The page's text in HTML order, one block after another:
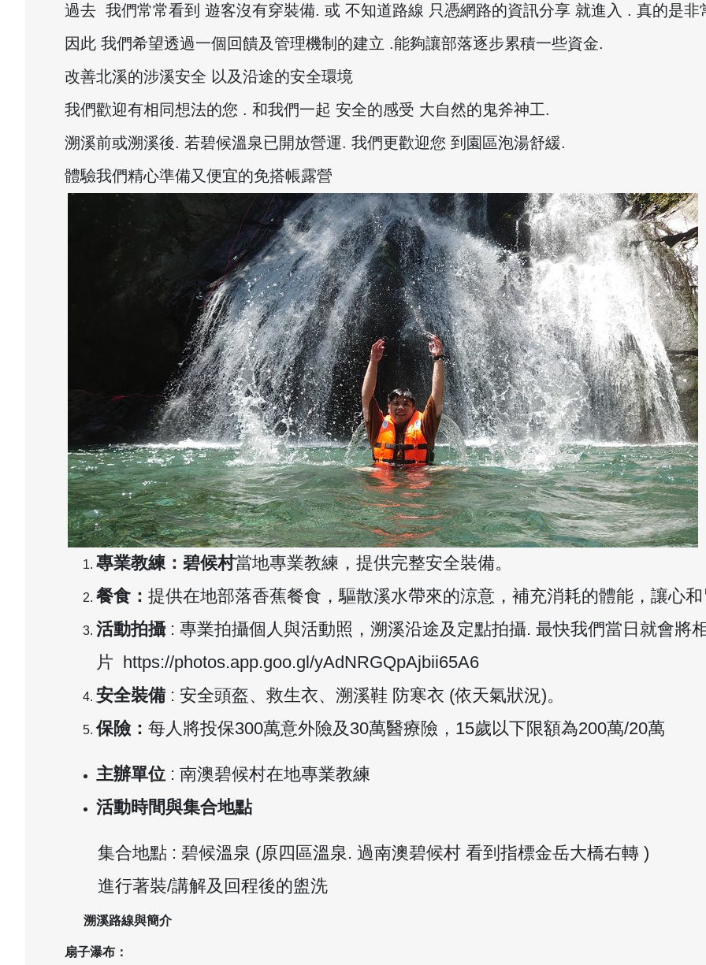
過去 我們常常看到 遊客沒有穿裝備. 或 不知道路線 只憑網路的資訊分享 就進入 . 真的是
因此 我們希望透過一個回饋及管理機制的建立 .能夠讓部落逐步累積一些資金.
改善北溪的涉溪安全 以及沿途的安全環境
我們歡迎有相同想法的您 . 和我們一起 安全的感受 大自然的鬼斧神工.
溯溪前或溯溪後. 若碧候溫泉已開放營運. 我們更歡迎您 到園區泡湯舒緩.
體驗我們精心準備又便宜的免搭帳露營
專業教練：碧候村當地專業教練，提供完整安全裝備。
餐食： 提供在地部落香蕉餐食，驅散溪水帶來的涼意，補充消耗的體能，讓心
活動拍攝: 專業拍攝個人與活動照，溯溪沿途及定點拍攝. 最快我們當日就會
片 https://photos.app.goo.gl/yAdNRGQpAjbii65A6
安全裝備: 安全頭盔、救生衣、溯溪鞋 防寒衣 (依天氣狀況)。
保險： 每人將投保300萬意外險及30萬醫療險，15歲以下限額為200萬/20萬
主辦單位 : 南澳碧候村在地專業教練
活動時間與集合地點
集合地點 : 碧候溫泉 (原四區溫泉. 過南澳碧候村 看到指標金岳大橋右轉 )
進行著裝/講解及回程後的盥洗
溯溪路線與簡介
扇子瀑布：